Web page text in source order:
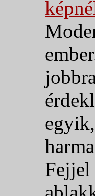
Fejjel